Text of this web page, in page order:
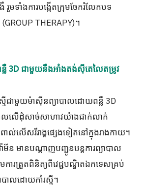
មទាំងការបង្កើតក្រុមចែករំលែកបទ
THERAPY)។
លឺ 3D ជាមួយនឹងអាំងតង់ស៊ីតេលៃតម្រូវ
មីជាមួយម៉ាស៊ីនព្យាបាលដោយពន្លឺ 3D
ាលលើដុំសាច់សាហាវយ៉ាងជាក់លាក់
ល់លើសរីរាង្គផ្សេងទៀតនៅក្នុងរាងកាយ។
មីន មានបណ្តាញបញ្ជូនបន្តការព្យាបាល
រត្រួតពិនិត្យពីវេជ្ជបណ្ឌិតឯកទេសគ្រប់
ាលដោយកាំរស្មី។